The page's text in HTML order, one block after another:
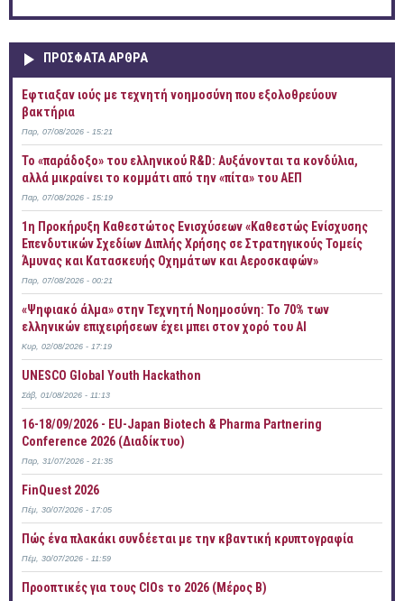
ΠΡOΣΦΑΤΑ AΡΘΡΑ
Έφτιαξαν ιούς με τεχνητή νοημοσύνη που εξολοθρεύουν
βακτήρια
Παρ, 07/08/2026 - 15:21
Το «παράδοξο» του ελληνικού R&D: Αυξάνονται τα κονδύλια,
αλλά μικραίνει το κομμάτι από την «πίτα» του ΑΕΠ
Παρ, 07/08/2026 - 15:19
1η Προκήρυξη Καθεστώτος Ενισχύσεων «Καθεστώς Ενίσχυσης
Επενδυτικών Σχεδίων Διπλής Χρήσης σε Στρατηγικούς Τομείς
Άμυνας και Κατασκευής Οχημάτων και Αεροσκαφών»
Παρ, 07/08/2026 - 00:21
«Ψηφιακό άλμα» στην Τεχνητή Νοημοσύνη: Το 70% των
ελληνικών επιχειρήσεων έχει μπει στον χορό του AI
Κυρ, 02/08/2026 - 17:19
UNESCO Global Youth Hackathon
Σάβ, 01/08/2026 - 11:13
16-18/09/2026 - EU-Japan Biotech & Pharma Partnering
Conference 2026 (Διαδίκτυο)
Παρ, 31/07/2026 - 21:35
FinQuest 2026
Πέμ, 30/07/2026 - 17:05
Πώς ένα πλακάκι συνδέεται με την κβαντική κρυπτογραφία
Πέμ, 30/07/2026 - 11:59
Προοπτικές για τους CIOs το 2026 (Μέρος Β)